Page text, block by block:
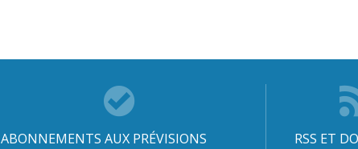
ABONNEMENTS AUX PRÉVISIONS RSS ET